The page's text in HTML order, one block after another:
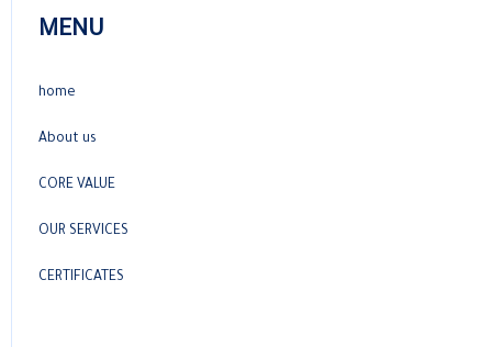
MENU
home
About us
CORE VALUE
OUR SERVICES
CERTIFICATES